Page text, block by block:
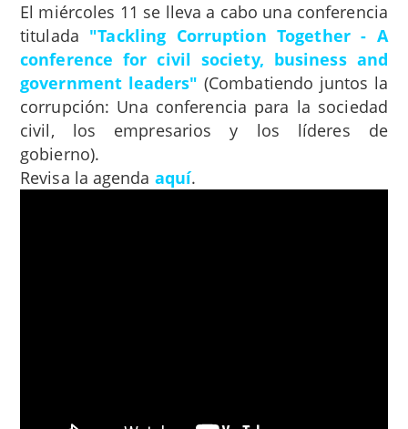
El miércoles 11 se lleva a cabo una conferencia
titulada "Tackling Corruption Together - A
conference for civil society, business and
government leaders" (Combatiendo juntos la
corrupción: Una conferencia para la sociedad
civil, los empresarios y los líderes de
gobierno).
Revisa la agenda aquí.